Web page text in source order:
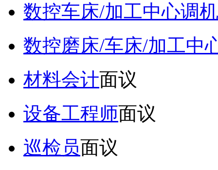
数控车床/加工中心调
数控磨床/车床/加工中
材料会计面议
设备工程师面议
巡检员面议